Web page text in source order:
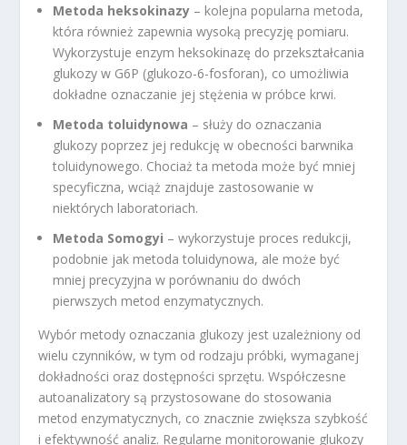
Metoda heksokinazy – kolejna popularna metoda,
która również zapewnia wysoką precyzję pomiaru.
Wykorzystuje enzym heksokinazę do przekształcania
glukozy w G6P (glukozo-6-fosforan), co umożliwia
dokładne oznaczanie jej stężenia w próbce krwi.
Metoda toluidynowa – służy do oznaczania
glukozy poprzez jej redukcję w obecności barwnika
toluidynowego. Chociaż ta metoda może być mniej
specyficzna, wciąż znajduje zastosowanie w
niektórych laboratoriach.
Metoda Somogyi – wykorzystuje proces redukcji,
podobnie jak metoda toluidynowa, ale może być
mniej precyzyjna w porównaniu do dwóch
pierwszych metod enzymatycznych.
Wybór metody oznaczania glukozy jest uzależniony od
wielu czynników, w tym od rodzaju próbki, wymaganej
dokładności oraz dostępności sprzętu. Współczesne
autoanalizatory są przystosowane do stosowania
metod enzymatycznych, co znacznie zwiększa szybkość
i efektywność analiz. Regularne monitorowanie glukozy